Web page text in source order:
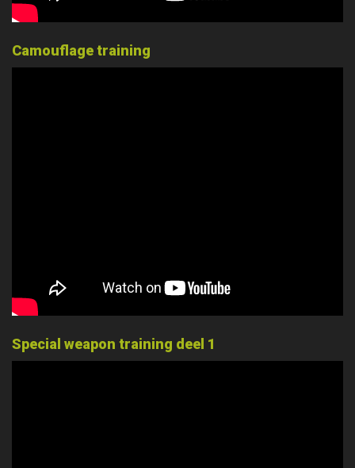
Camouflage training
Special weapon training deel 1